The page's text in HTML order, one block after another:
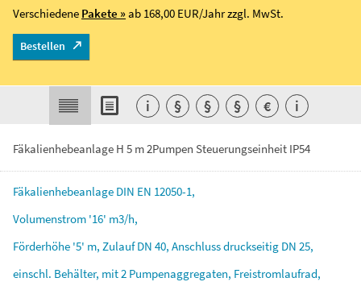
Fäkalienhebeanlage H 5 m 2Pumpen Steuerungseinheit IP54
Fäkalienhebeanlage DIN EN 12050-1,
Volumenstrom '16' m3/h,
Förderhöhe '5' m, ZulaufDN 40, Anschlussdruckseitig DN 25,
einschl. Behälter, mit2 Pumpenaggregaten, Freistromlaufrad,
Verschiedene Pakete »ab 168,00 EUR/Jahrzzgl. MwSt.
Bestellen
i § § § € i